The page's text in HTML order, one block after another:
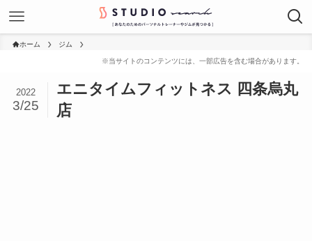
ホーム ジム
エニタイムフィットネス 四条烏丸
店
2022
3/25